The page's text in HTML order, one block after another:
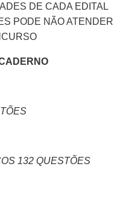
DE CADA EDITAL
PODE NÃO ATENDER
132 QUESTÕES